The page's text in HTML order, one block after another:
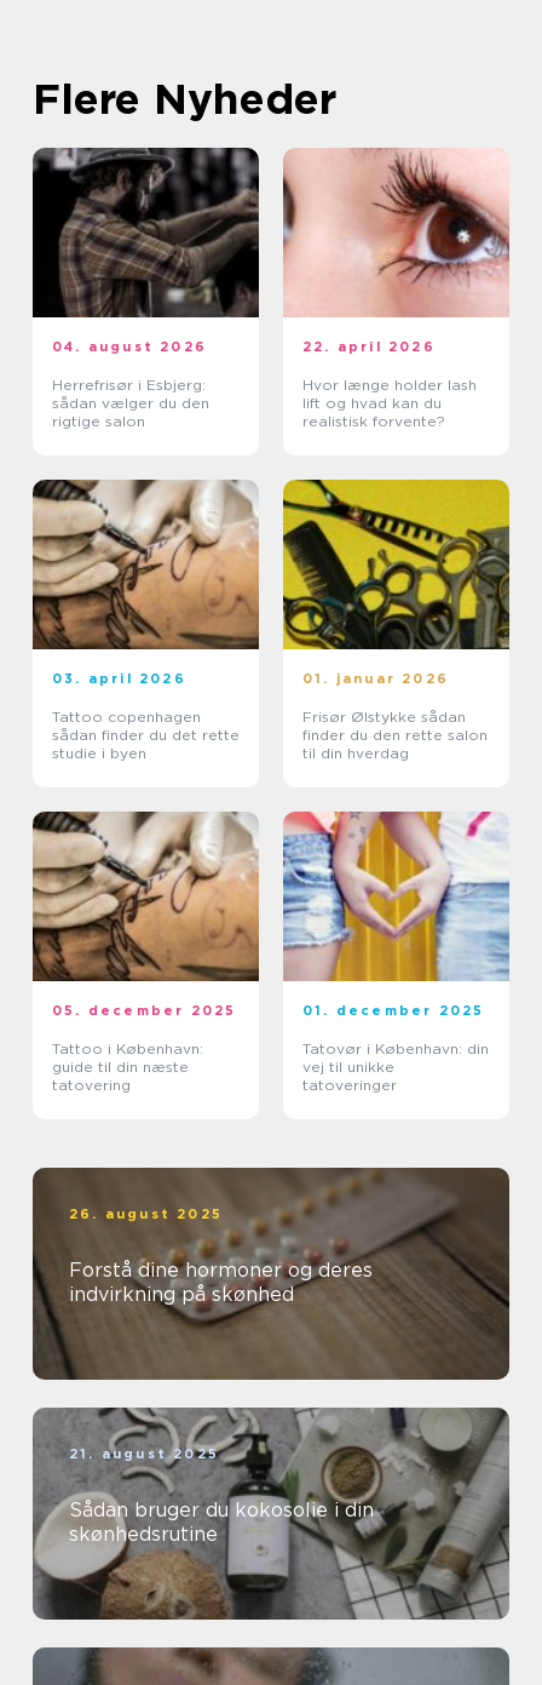
Flere Nyheder
04. august 2026
Herrefrisør i Esbjerg:
sådan vælger du den
rigtige salon
22. april 2026
Hvor længe holder lash
lift og hvad kan du
realistisk forvente?
03. april 2026
Tattoo copenhagen
sådan finder du det rette
studie i byen
01. januar 2026
Frisør Ølstykke sådan
finder du den rette salon
til din hverdag
05. december 2025
Tattoo i København:
guide til din næste
tatovering
01. december 2025
Tatovør i København: din
vej til unikke
tatoveringer
26. august 2025
Forstå dine hormoner og deres
indvirkning på skønhed
21. august 2025
Sådan bruger du kokosolie i din
skønhedsrutine